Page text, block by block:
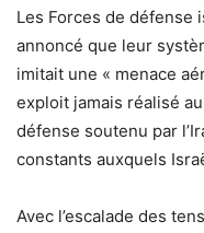
Les Forces de défense
annoncé que leur
imitait une « menace
exploit jamais réalisé
défense soutenu par
constants auxquels
Avec l’escalade des